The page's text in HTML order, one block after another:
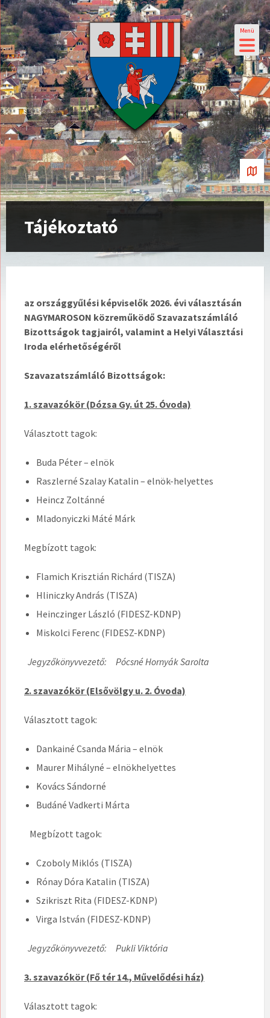
Menü
Tájékoztató
az országgyűlési képviselők 2026. évi választásán
NAGYMAROSON közreműködő Szavazatszámláló
Bizottságok tagjairól, valamint a Helyi Választási
Iroda elérhetőségéről
Szavazatszámláló Bizottságok:
1. szavazókör (Dózsa Gy. út 25. Óvoda)
Választott tagok:
Buda Péter – elnök
Raszlerné Szalay Katalin – elnök-helyettes
Heincz Zoltánné
Mladonyiczki Máté Márk
Megbízott tagok:
Flamich Krisztián Richárd (TISZA)
Hliniczky András (TISZA)
Heinczinger László (FIDESZ-KDNP)
Miskolci Ferenc (FIDESZ-KDNP)
Jegyzőkönyvvezető: Pócsné Hornyák Sarolta
2. szavazókör (Elsővölgy u. 2. Óvoda)
Választott tagok:
Dankainé Csanda Mária – elnök
Maurer Mihályné – elnökhelyettes
Kovács Sándorné
Budáné Vadkerti Márta
Megbízott tagok:
Czoboly Miklós (TISZA)
Rónay Dóra Katalin (TISZA)
Szikriszt Rita (FIDESZ-KDNP)
Virga István (FIDESZ-KDNP)
Jegyzőkönyvvezető: Pukli Viktória
3. szavazókör (Fő tér 14., Művelődési ház)
Választott tagok: